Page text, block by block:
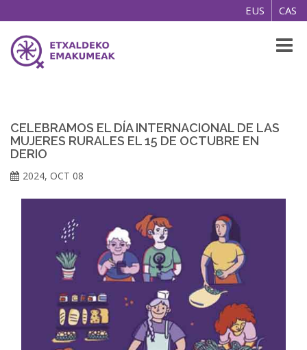
EUS CAS
CELEBRAMOS EL DÍA INTERNACIONAL DE LAS
MUJERES RURALES EL 15 DE OCTUBRE EN
DERIO
2024, OCT 08